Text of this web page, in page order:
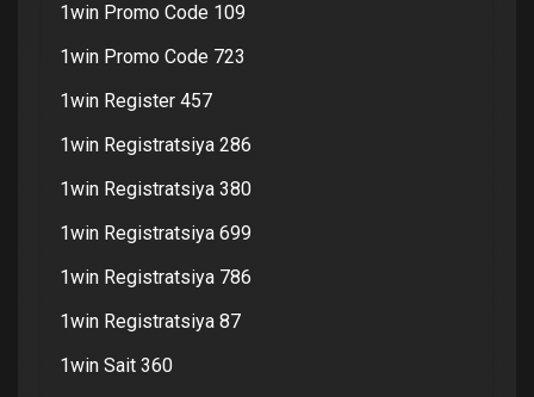
1win Promo Code 109
1win Promo Code 723
1win Register 457
1win Registratsiya 286
1win Registratsiya 380
1win Registratsiya 699
1win Registratsiya 786
1win Registratsiya 87
1win Sait 360